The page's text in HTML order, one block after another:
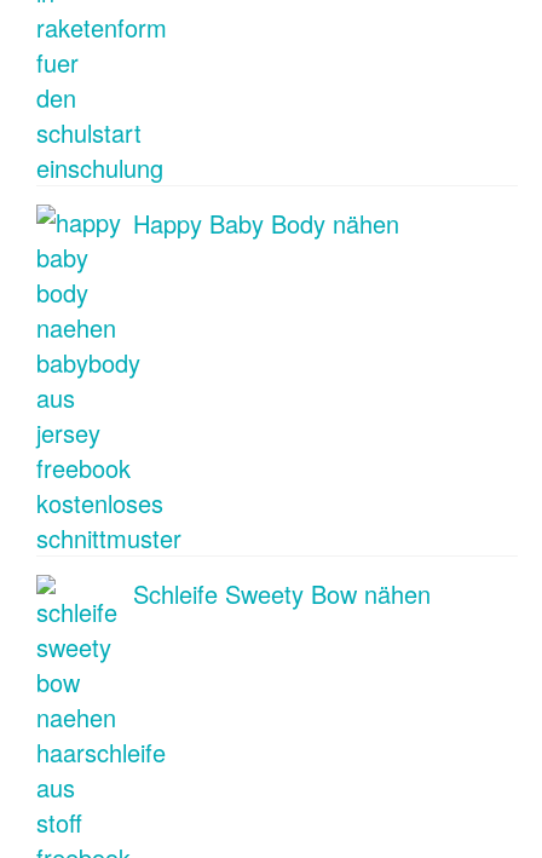
Happy Baby Body nähen
Schleife Sweety Bow nähen